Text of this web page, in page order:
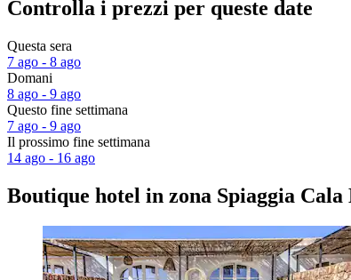
Controlla i prezzi per queste date
Questa sera
7 ago - 8 ago
Domani
8 ago - 9 ago
Questo fine settimana
7 ago - 9 ago
Il prossimo fine settimana
14 ago - 16 ago
Boutique hotel in zona Spiaggia